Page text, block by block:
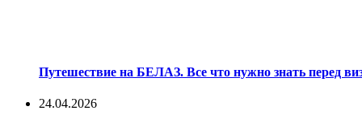
Путешествие на БЕЛАЗ. Все что нужно знать перед
24.04.2026